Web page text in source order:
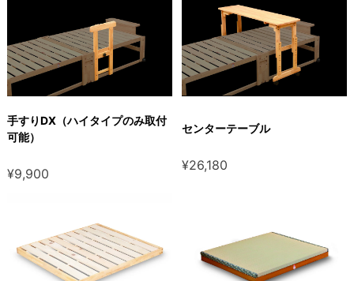
手すりDX（ハイタイプのみ取付
可能）
¥9,900
センターテーブル
¥26,180